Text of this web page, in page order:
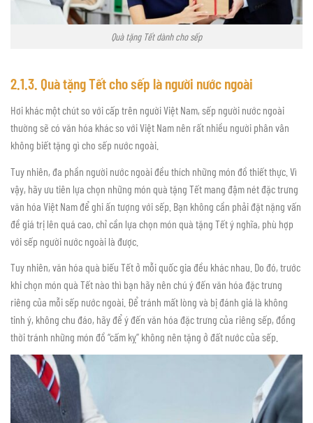
Quà tặng Tết dành cho sếp
2.1.3. Quà tặng Tết cho sếp là người nước ngoài
Hơi khác một chút so với cấp trên người Việt Nam, sếp người nước ngoài
thường sẽ có văn hóa khác so với Việt Nam nên rất nhiều người phân vân
không biết tặng gì cho sếp nước ngoài.
Tuy nhiên, đa phần người nước ngoài đều thích những món đồ thiết thực. Vì
vậy, hãy ưu tiên lựa chọn những món quà tặng Tết mang đậm nét đặc trưng
văn hóa Việt Nam để ghi ấn tượng với sếp. Bạn không cần phải đặt nặng vấn
đề giá trị lên quá cao, chỉ cần lựa chọn món quà tặng Tết ý nghĩa, phù hợp
với sếp người nước ngoài là được.
Tuy nhiên, văn hóa quà biếu Tết ở mỗi quốc gia đều khác nhau. Do đó, trước
khi chọn món quà Tết nào thì bạn hãy nên chú ý đến văn hóa đặc trưng
riêng của mỗi sếp nước ngoài. Để tránh mất lòng và bị đánh giá là không
tinh ý, không chu đáo, hãy để ý đến văn hóa đặc trưng của riêng sếp, đồng
thời tránh những món đồ “cấm kỵ” không nên tặng ở đất nước của sếp.